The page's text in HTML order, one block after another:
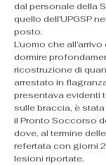
dal personale della
quello dell’UPGSP
posto.
L’uomo che
dormire
ricostruzione di
arrestato in
presentava evidenti
sulle braccia, è
il Pronto Soccorso
dove, al termine
refertata con giorni
lesioni riportate.